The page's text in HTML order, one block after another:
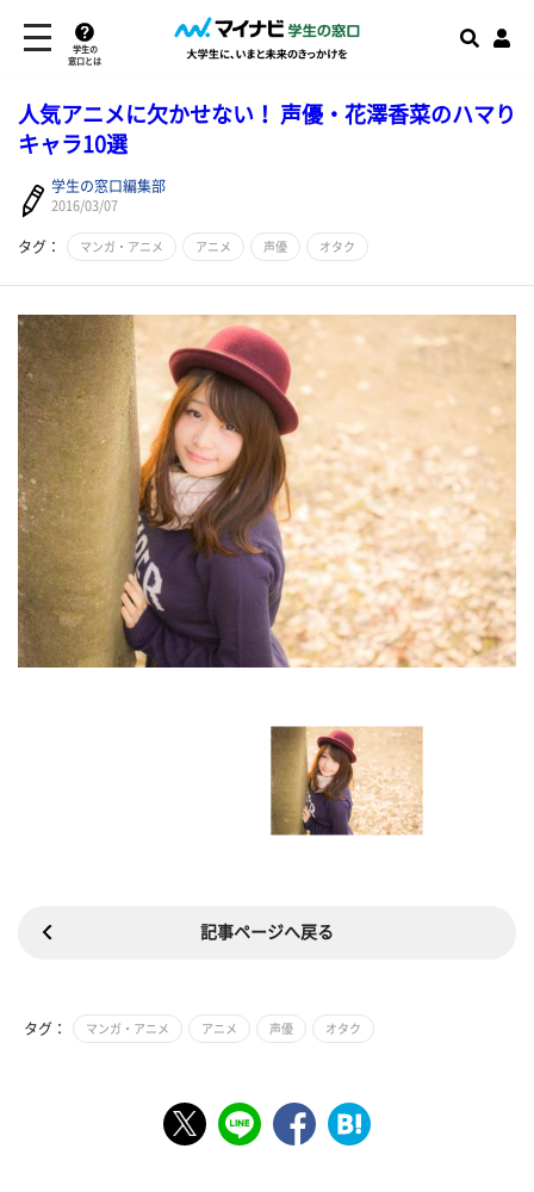
学生の
窓口とは
人気アニメに欠かせない！ 声優・花澤香菜のハマり
キャラ10選
学生の窓口編集部
2016/03/07
タグ： マンガ・アニメ アニメ 声優 オタク
記事ページへ戻る
タグ： マンガ・アニメ アニメ 声優 オタク